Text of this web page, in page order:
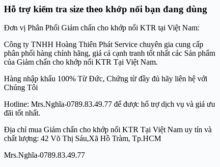
Hỗ trợ kiểm tra size theo khớp nối bạn đang dùng
Đơn vị Phân Phối Giảm chấn cho khớp nối KTR tại Việt Nam:
Công ty TNHH Hoàng Thiên Phát Service chuyên gia cung cấp
phân phối hàng chính hãng, giá cả cạnh tranh tốt nhất các Sản phẩm
của Giảm chấn cho khớp nối KTR Tại Việt Nam.
Hàng nhập khẩu 100% Từ Đức, Chứng từ đầy đủ hãy liên hệ với
Chúng Tôi
Hotline: Mrs.Nghĩa-0789.83.49.77 để được hổ trợ dịch vụ và giá ưu
đãi tốt nhất.
Địa chỉ mua Giảm chấn cho khớp nối KTR Tại Việt Nam uy tín và
chất lượng: 42 Võ Thị Sáu,Xã Hồ Tràm, Tp.HCM
Mrs.Nghĩa-0789.83.49.77